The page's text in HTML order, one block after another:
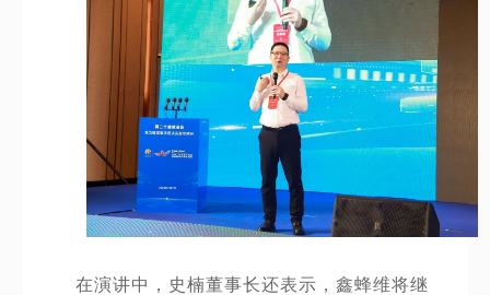
在演讲中，史楠董事长还表示，鑫蜂维将继